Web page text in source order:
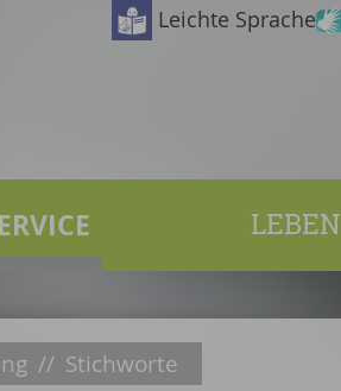
Leichte Sprache
LEBEN
// Stichworte